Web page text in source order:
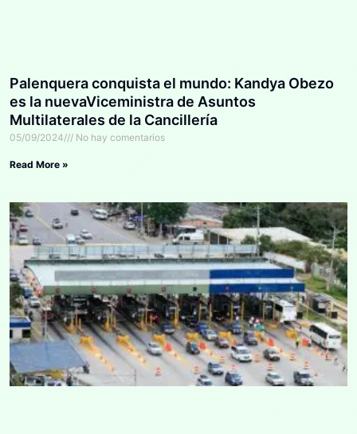
Palenquera conquista el mundo: Kandya Obezo
es la nuevaViceministra de Asuntos
Multilaterales de la Cancillería
05/09/2024 No hay comentarios
Read More »